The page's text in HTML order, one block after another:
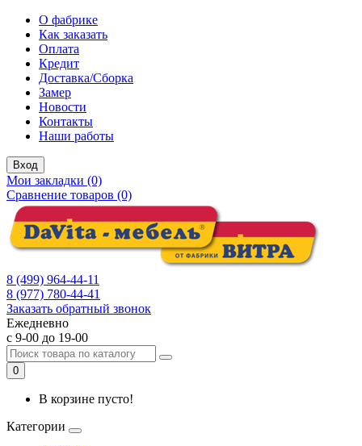
О фабрике
Как заказать
Оплата
Кредит
Доставка/Сборка
Замер
Новости
Контакты
Наши работы
Вход
Мои закладки (0)
Сравнение товаров (0)
8 (499) 964-44-11
8 (977) 780-44-41
Заказать обратный звонок
Ежедневно
с 9-00 до 19-00
0
В корзине пусто!
Категории